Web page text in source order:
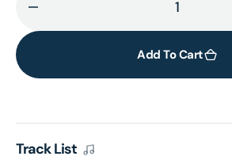
quantity
R.STRAUSS:
(SHM-
CD)
Add To Cart
Track List